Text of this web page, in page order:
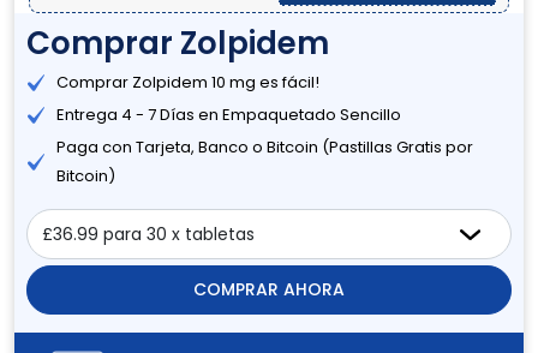
Comprar Zolpidem
Comprar Zolpidem 10 mg es fácil!
Entrega 4 - 7 Días en Empaquetado Sencillo
Paga con Tarjeta, Banco o Bitcoin (Pastillas Gratis por
Bitcoin)
COMPRAR AHORA